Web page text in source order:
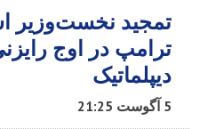
تمجید نخست‌وزیر
ترامپ در اوج
دیپلماتیک
5 آگوست 21:25